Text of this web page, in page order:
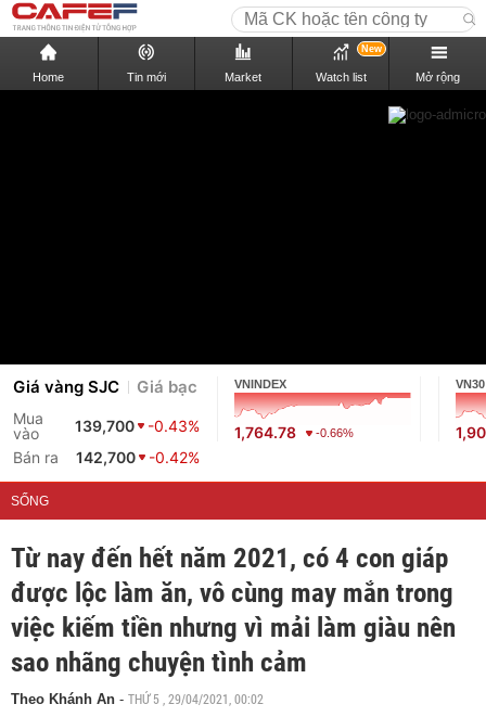
Home Tin mới Market Watch list
New
Mở rộng
Giá vàng SJC Giá bạc
Mua
vào
139,700
-0.43%
Bán ra
142,700 -0.42%
VNINDEX
1,764.78 -0.66%
VN30
SỐNG
Từ nay đến hết năm 2021, có 4 con giáp
được lộc làm ăn, vô cùng may mắn trong
việc kiếm tiền nhưng vì mải làm giàu nên
sao nhãng chuyện tình cảm
Theo Khánh An - THỨ 5 , 29/04/2021, 00:02